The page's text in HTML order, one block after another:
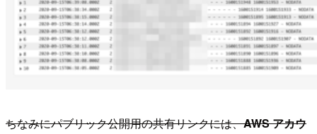
ちなみにパブリック公開用の共有リンクには、AWS アカウ